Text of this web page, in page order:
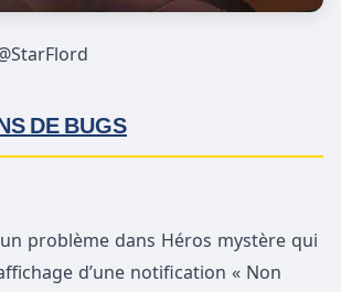
DE BUGS
problème dans Héros mystère qui
d’une notification « Non